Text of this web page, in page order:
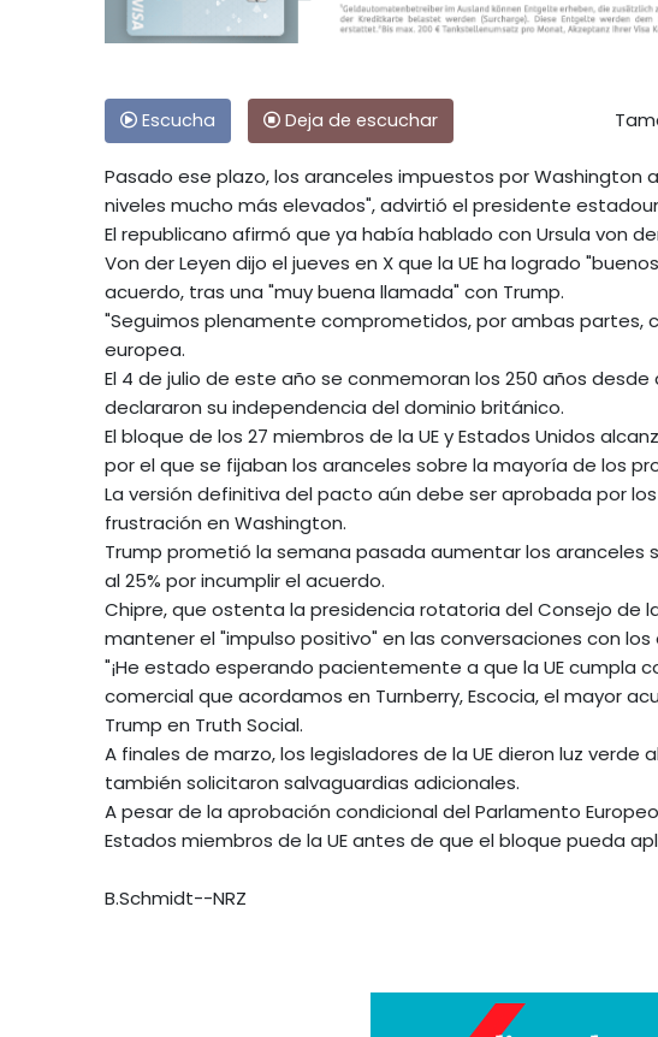
Escucha Deja de escuchar
Pasado ese plazo, los aranceles impuestos por Washington
niveles mucho más elevados", advirtió el presidente
El republicano afirmó que ya había hablado con Ursula von
Von der Leyen dijo el jueves en X que la UE ha logrado
acuerdo, tras una "muy buena llamada" con Trump.
"Seguimos plenamente comprometidos, por ambas partes,
europea.
El 4 de julio de este año se conmemoran los 250 años
declararon su independencia del dominio británico.
El bloque de los 27 miembros de la UE y Estados Unidos
por el que se fijaban los aranceles sobre la mayoría de los
La versión definitiva del pacto aún debe ser aprobada por
frustración en Washington.
Trump prometió la semana pasada aumentar los aranceles
al 25% por incumplir el acuerdo.
Chipre, que ostenta la presidencia rotatoria del Consejo de
mantener el "impulso positivo" en las conversaciones con
"¡He estado esperando pacientemente a que la UE cumpla
comercial que acordamos en Turnberry, Escocia, el mayor
Trump en Truth Social.
A finales de marzo, los legisladores de la UE dieron luz verde
también solicitaron salvaguardias adicionales.
A pesar de la aprobación condicional del Parlamento
Estados miembros de la UE antes de que el bloque pueda
B.Schmidt--NRZ